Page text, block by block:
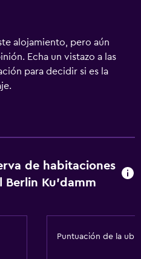
alojamiento, pero aún
Echa un vistazo a las
para decidir si es la
de habitaciones
Berlin Ku'damm
Puntuación de la